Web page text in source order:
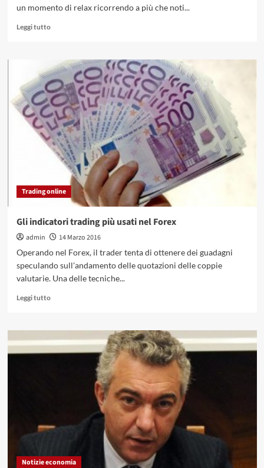
un momento di relax ricorrendo a più che noti...
Leggi tuttoLeggi
La
RegalOne
fallisce
e
i
coupon
vengono
respinti
Trading online
Gli indicatori trading più usati nel Forex
admin
14 Marzo 2016
Operando nel Forex, il trader tenta di ottenere dei guadagni
speculando sull'andamento delle quotazioni delle coppie
valutarie. Una delle tecniche...
Leggi tuttoLeggi
su
Gli
indicatori
Notizie economia